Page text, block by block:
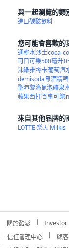
與一起瀏覽的類
進口碳酸飲料
您可能會喜歡的
通寧水沙士coca-
可口可樂500毫升0
沛綠雅零卡葡萄汽
demisoda無酒精
聖沛黎洛氣泡礦泉
蘋果西打百事可樂
來自其他品牌的
LOTTE 樂天 Milkis
關於酷澎 Investor
信任管理中心
顧